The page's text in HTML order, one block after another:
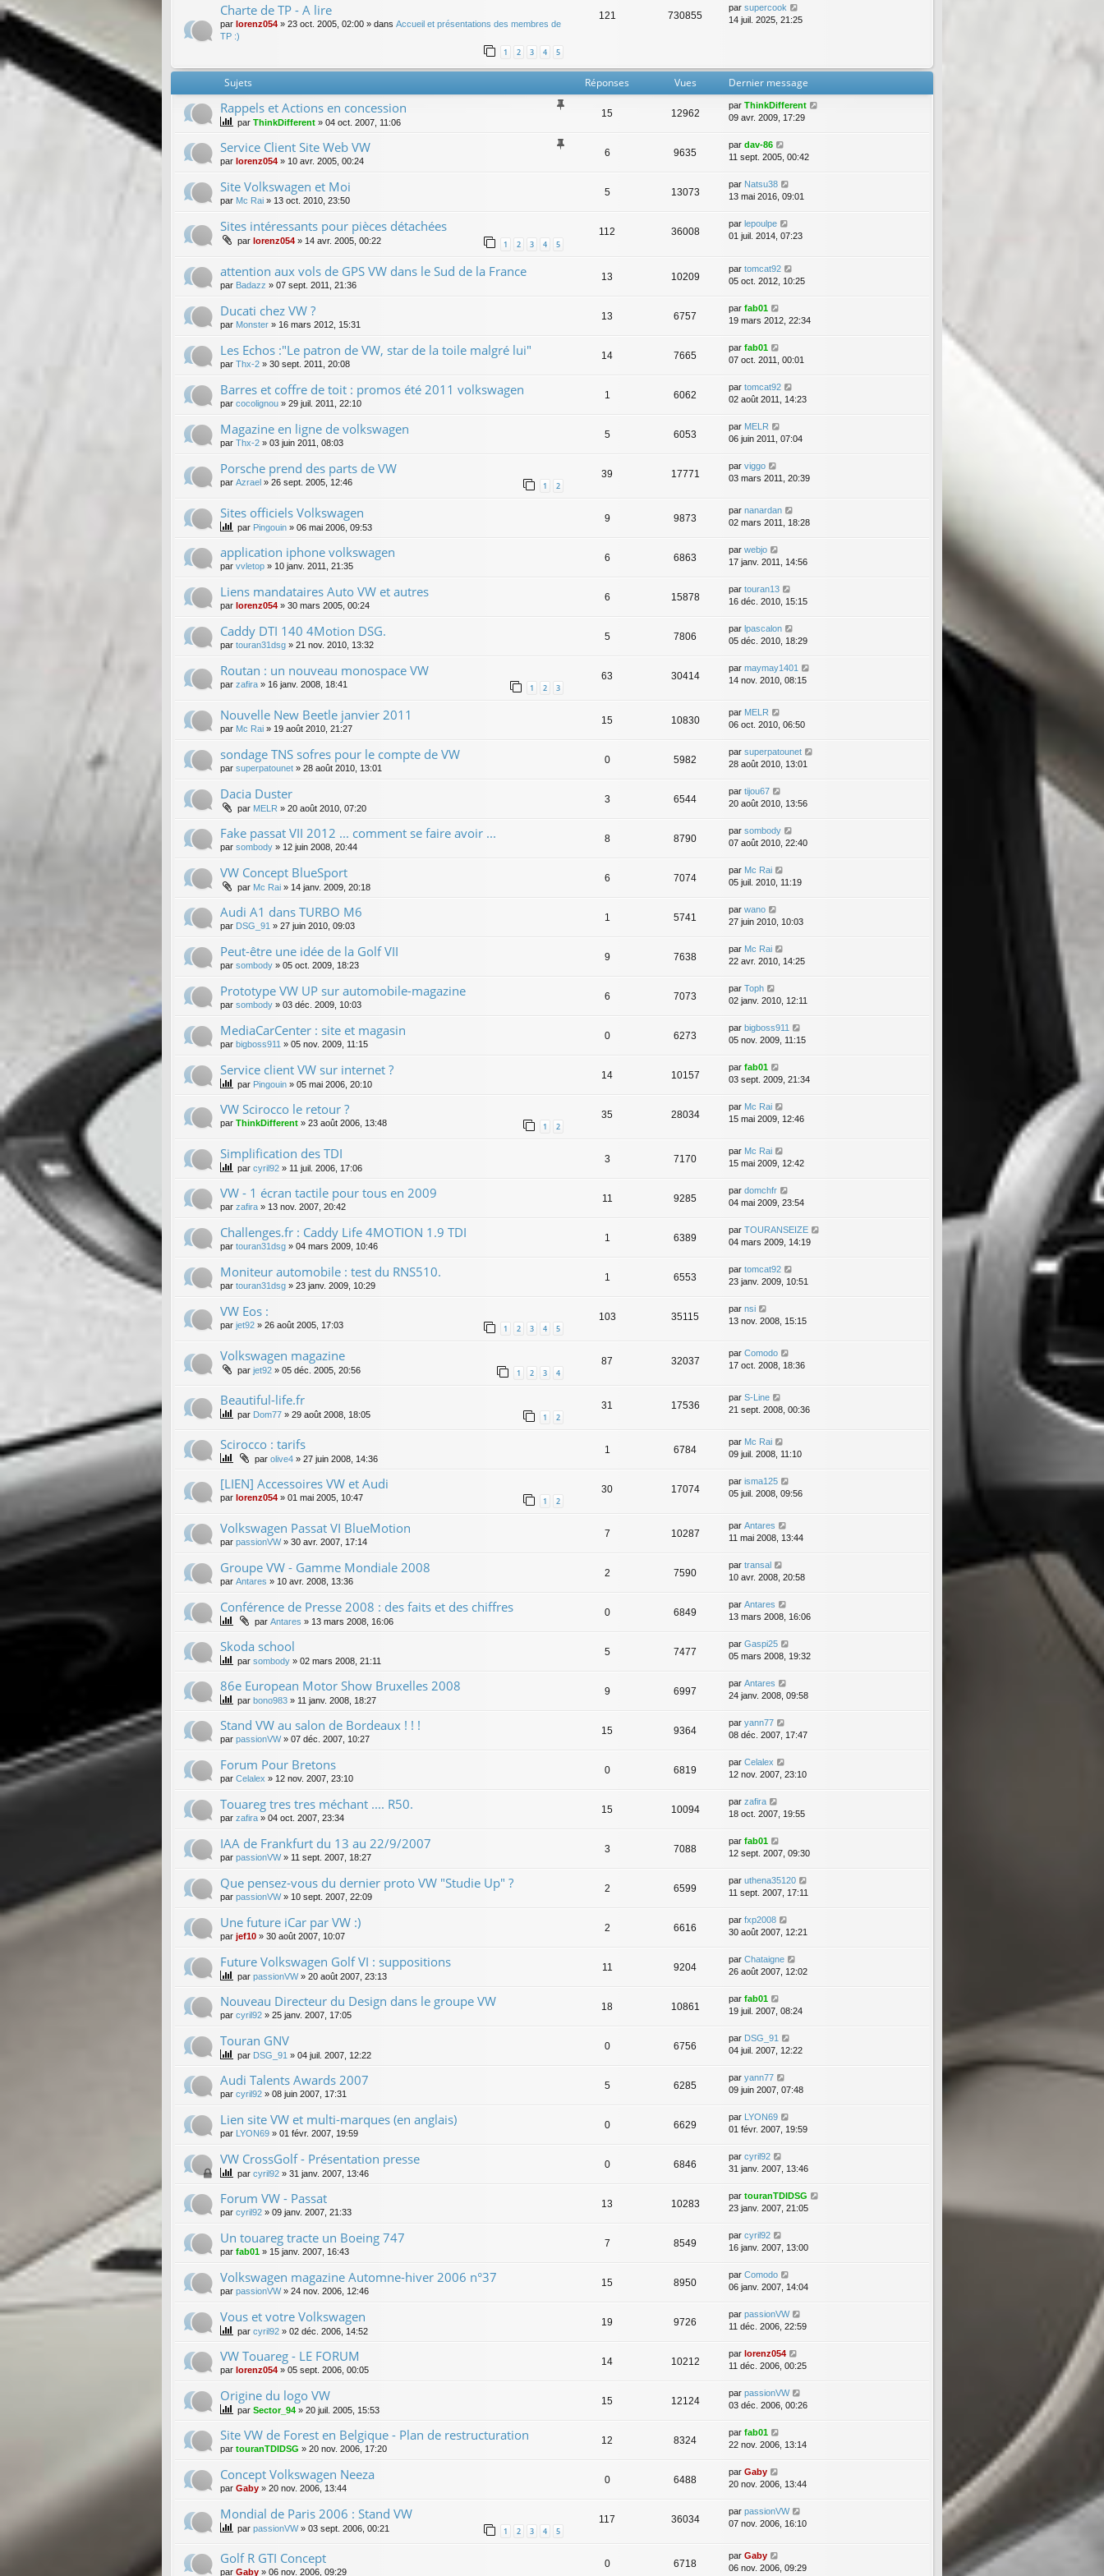
Charte de TP - A lire
par lorenz054 » 23 oct. 2005, 02:00 » dans Accueil et présentations des membres de
TP :)
1 2 3 4 5
121 730855
par supercook
14 juil. 2025, 21:25
Sujets Réponses Vues Dernier message
Rappels et Actions en concession
par ThinkDifferent » 04 oct. 2007, 11:06
15 12962
par ThinkDifferent
09 avr. 2009, 17:29
Service Client Site Web VW
par lorenz054 » 10 avr. 2005, 00:24
6 9635
par dav-86
11 sept. 2005, 00:42
Site Volkswagen et Moi
par Mc Rai » 13 oct. 2010, 23:50
5 13073
par Natsu38
13 mai 2016, 09:01
Sites intéressants pour pièces détachées
par lorenz054 » 14 avr. 2005, 00:22 1 2 3 4 5
112 36008
par lepoulpe
01 juil. 2014, 07:23
attention aux vols de GPS VW dans le Sud de la France
par Badazz » 07 sept. 2011, 21:36
13 10209
par tomcat92
05 oct. 2012, 10:25
Ducati chez VW ?
par Monster » 16 mars 2012, 15:31
13 6757
par fab01
19 mars 2012, 22:34
Les Echos :"Le patron de VW, star de la toile malgré lui"
par Thx-2 » 30 sept. 2011, 20:08
14 7665
par fab01
07 oct. 2011, 00:01
Barres et coffre de toit : promos été 2011 volkswagen
par cocolignou » 29 juil. 2011, 22:10
1 6062
par tomcat92
02 août 2011, 14:23
Magazine en ligne de volkswagen
par Thx-2 » 03 juin 2011, 08:03
5 6053
par MELR
06 juin 2011, 07:04
Porsche prend des parts de VW
par Azrael » 26 sept. 2005, 12:46 1 2
39 17771
par viggo
03 mars 2011, 20:39
Sites officiels Volkswagen
par Pingouin » 06 mai 2006, 09:53
9 9873
par nanardan
02 mars 2011, 18:28
application iphone volkswagen
par vvletop » 10 janv. 2011, 21:35
6 6863
par webjo
17 janv. 2011, 14:56
Liens mandataires Auto VW et autres
par lorenz054 » 30 mars 2005, 00:24
6 15878
par touran13
16 déc. 2010, 15:15
Caddy DTI 140 4Motion DSG.
par touran31dsg » 21 nov. 2010, 13:32
5 7806
par lpascalon
05 déc. 2010, 18:29
Routan : un nouveau monospace VW
par zafira » 16 janv. 2008, 18:41 1 2 3
63 30414
par maymay1401
14 nov. 2010, 08:15
Nouvelle New Beetle janvier 2011
par Mc Rai » 19 août 2010, 21:27
15 10830
par MELR
06 oct. 2010, 06:50
sondage TNS sofres pour le compte de VW
par superpatounet » 28 août 2010, 13:01
0 5982
par superpatounet
28 août 2010, 13:01
Dacia Duster
par MELR » 20 août 2010, 07:20
3 6544
par tijou67
20 août 2010, 13:56
Fake passat VII 2012 ... comment se faire avoir ...
par sombody » 12 juin 2008, 20:44
8 8790
par sombody
07 août 2010, 22:40
VW Concept BlueSport
par Mc Rai » 14 janv. 2009, 20:18
6 7074
par Mc Rai
05 juil. 2010, 11:19
Audi A1 dans TURBO M6
par DSG_91 » 27 juin 2010, 09:03
1 5741
par wano
27 juin 2010, 10:03
Peut-être une idée de la Golf VII
par sombody » 05 oct. 2009, 18:23
9 7638
par Mc Rai
22 avr. 2010, 14:25
Prototype VW UP sur automobile-magazine
par sombody » 03 déc. 2009, 10:03
6 7073
par Toph
02 janv. 2010, 12:11
MediaCarCenter : site et magasin
par bigboss911 » 05 nov. 2009, 11:15
0 6273
par bigboss911
05 nov. 2009, 11:15
Service client VW sur internet ?
par Pingouin » 05 mai 2006, 20:10
14 10157
par fab01
03 sept. 2009, 21:34
VW Scirocco le retour ?
par ThinkDifferent » 23 août 2006, 13:48 1 2
35 28034
par Mc Rai
15 mai 2009, 12:46
Simplification des TDI
par cyril92 » 11 juil. 2006, 17:06
3 7170
par Mc Rai
15 mai 2009, 12:42
VW - 1 écran tactile pour tous en 2009
par zafira » 13 nov. 2007, 20:42
11 9285
par domchfr
04 mai 2009, 23:54
Challenges.fr : Caddy Life 4MOTION 1.9 TDI
par touran31dsg » 04 mars 2009, 10:46
1 6389
par TOURANSEIZE
04 mars 2009, 14:19
Moniteur automobile : test du RNS510.
par touran31dsg » 23 janv. 2009, 10:29
1 6553
par tomcat92
23 janv. 2009, 10:51
VW Eos :
par jet92 » 26 août 2005, 17:03 1 2 3 4 5
103 35115
par nsi
13 nov. 2008, 15:15
Volkswagen magazine
par jet92 » 05 déc. 2005, 20:56 1 2 3 4
87 32037
par Comodo
17 oct. 2008, 18:36
Beautiful-life.fr
par Dom77 » 29 août 2008, 18:05 1 2
31 17536
par S-Line
21 sept. 2008, 00:36
Scirocco : tarifs
par olive4 » 27 juin 2008, 14:36
1 6784
par Mc Rai
09 juil. 2008, 11:10
[LIEN] Accessoires VW et Audi
par lorenz054 » 01 mai 2005, 10:47 1 2
30 17074
par isma125
05 juil. 2008, 09:56
Volkswagen Passat VI BlueMotion
par passionVW» 30 avr. 2007, 17:14
7 10287
par Antares
11 mai 2008, 13:44
Groupe VW - Gamme Mondiale 2008
par Antares » 10 avr. 2008, 13:36
2 7590
par transal
10 avr. 2008, 20:58
Conférence de Presse 2008 : des faits et des chiffres
par Antares » 13 mars 2008, 16:06
0 6849
par Antares
13 mars 2008, 16:06
Skoda school
par sombody » 02 mars 2008, 21:11
5 7477
par Gaspi25
05 mars 2008, 19:32
86e European Motor Show Bruxelles 2008
par bono983 » 11 janv. 2008, 18:27
9 6997
par Antares
24 janv. 2008, 09:58
Stand VW au salon de Bordeaux ! ! !
par passionVW» 07 déc. 2007, 10:27
15 9364
par yann77
08 déc. 2007, 17:47
Forum Pour Bretons
par Celalex » 12 nov. 2007, 23:10
0 6819
par Celalex
12 nov. 2007, 23:10
Touareg tres tres méchant .... R50.
par zafira » 04 oct. 2007, 23:34
15 10094
par zafira
18 oct. 2007, 19:55
IAA de Frankfurt du 13 au 22/9/2007
par passionVW» 11 sept. 2007, 18:27
3 7088
par fab01
12 sept. 2007, 09:30
Que pensez-vous du dernier proto VW "Studie Up" ?
par passionVW» 10 sept. 2007, 22:09
2 6599
par uthena35120
11 sept. 2007, 17:11
Une future iCar par VW :)
par jef10 » 30 août 2007, 10:07
2 6616
par fxp2008
30 août 2007, 12:21
Future Volkswagen Golf VI : suppositions
par passionVW» 20 août 2007, 23:13
11 9204
par Chataigne
26 août 2007, 12:02
Nouveau Directeur du Design dans le groupe VW
par cyril92 » 25 janv. 2007, 17:05
18 10861
par fab01
19 juil. 2007, 08:24
Touran GNV
par DSG_91 » 04 juil. 2007, 12:22
0 6756
par DSG_91
04 juil. 2007, 12:22
Audi Talents Awards 2007
par cyril92 » 08 juin 2007, 17:31
5 6285
par yann77
09 juin 2007, 07:48
Lien site VW et multi-marques (en anglais)
par LYON69 » 01 févr. 2007, 19:59
0 6629
par LYON69
01 févr. 2007, 19:59
VW CrossGolf - Présentation presse
par cyril92 » 31 janv. 2007, 13:46
0 6846
par cyril92
31 janv. 2007, 13:46
Forum VW - Passat
par cyril92 » 09 janv. 2007, 21:33
13 10283
par touranTDIDSG
23 janv. 2007, 21:05
Un touareg tracte un Boeing 747
par fab01 » 15 janv. 2007, 16:43
7 8549
par cyril92
16 janv. 2007, 13:00
Volkswagen magazine Automne-hiver 2006 n°37
par passionVW» 24 nov. 2006, 12:46
15 8950
par Comodo
06 janv. 2007, 14:04
Vous et votre Volkswagen
par cyril92 » 02 déc. 2006, 14:52
19 9726
par passionVW
11 déc. 2006, 22:59
VW Touareg - LE FORUM
par lorenz054 » 05 sept. 2006, 00:05
14 10212
par lorenz054
11 déc. 2006, 00:25
Origine du logo VW
par Sector_94 » 20 juil. 2005, 15:53
15 12124
par passionVW
03 déc. 2006, 00:26
Site VW de Forest en Belgique - Plan de restructuration
par touranTDIDSG » 20 nov. 2006, 17:20
12 8324
par fab01
22 nov. 2006, 13:14
Concept Volkswagen Neeza
par Gaby » 20 nov. 2006, 13:44
0 6488
par Gaby
20 nov. 2006, 13:44
Mondial de Paris 2006 : Stand VW
par passionVW» 03 sept. 2006, 00:21 1 2 3 4 5
117 36034
par passionVW
07 nov. 2006, 16:10
Golf R GTI Concept
par Gaby » 06 nov. 2006, 09:29
0 6718
par Gaby
06 nov. 2006, 09:29